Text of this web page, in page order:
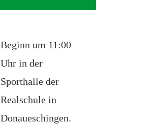
Beginn um 11:00
Uhr in der
Sporthalle der
Realschule in
Donaueschingen.